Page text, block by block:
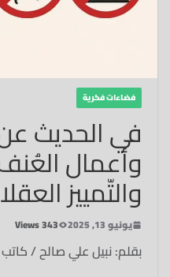
فضاءات فكرية
في الحديث
وأعمال
والتّمييز
يونيو 13, 2025 343 Views
بقلم: نبيل علي صالح /